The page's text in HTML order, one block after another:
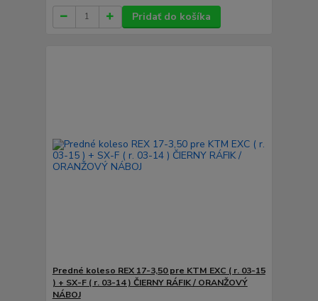
Pridať do košíka
Predné koleso REX 17-3,50 pre KTM EXC ( r. 03-15
) + SX-F ( r. 03-14 ) ČIERNY RÁFIK / ORANŽOVÝ
NÁBOJ